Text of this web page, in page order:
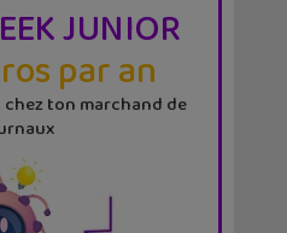
JUNIOR
par an
ton marchand de